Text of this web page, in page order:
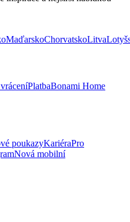
MaďarskoChorvatskoLitva
PlatbaBonami Home
poukazyKariéraPro
Nová mobilní